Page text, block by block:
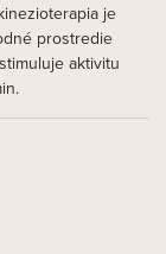
je
prostredie
aktivitu